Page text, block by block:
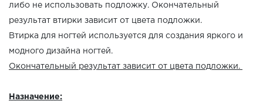
либо не использовать подложку. Окончательный
результат втирки зависит от цвета подложки.
Втирка для ногтей используется для создания яркого и
модного дизайна ногтей.
Окончательный результат зависит от цвета подложки.
Назначение: